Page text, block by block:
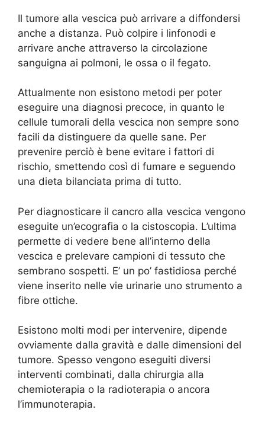
Il tumore alla vescica può arrivare a diffondersi
anche a distanza. Può colpire i linfonodi e
arrivare anche attraverso la circolazione
sanguigna ai polmoni, le ossa o il fegato.
Attualmente non esistono metodi per poter
eseguire una diagnosi precoce, in quanto le
cellule tumorali della vescica non sempre sono
facili da distinguere da quelle sane. Per
prevenire perciò è bene evitare i fattori di
rischio, smettendo così di fumare e seguendo
una dieta bilanciata prima di tutto.
Per diagnosticare il cancro alla vescica vengono
eseguite un’ecografia o la cistoscopia. L’ultima
permette di vedere bene all’interno della
vescica e prelevare campioni di tessuto che
sembrano sospetti. E’ un po’ fastidiosa perché
viene inserito nelle vie urinarie uno strumento a
fibre ottiche.
Esistono molti modi per intervenire, dipende
ovviamente dalla gravità e dalle dimensioni del
tumore. Spesso vengono eseguiti diversi
interventi combinati, dalla chirurgia alla
chemioterapia o la radioterapia o ancora
l’immunoterapia.